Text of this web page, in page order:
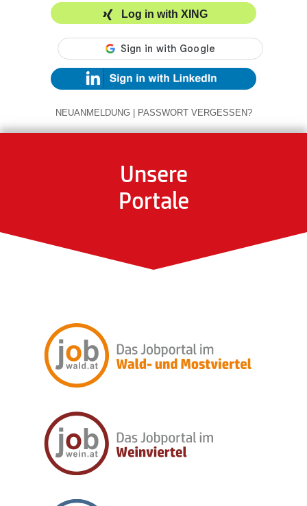
Log in with XING
NEUANMELDUNG | PASSWORT VERGESSEN?
Unsere
Portale